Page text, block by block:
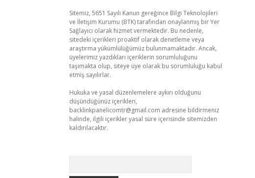
Sitemiz, 5651 Sayılı Kanun gereğince Bilgi Teknolojileri
ve İletişim Kurumu (BTK) tarafından onaylanmış bir Yer
Sağlayıcı olarak hizmet vermektedir. Bu nedenle,
sitedeki içerikleri proaktif olarak denetleme veya
araştırma yükümlülüğümüz bulunmamaktadır. Ancak,
üyelerimiz yazdıkları içeriklerin sorumluluğunu
taşımakta olup, siteye üye olarak bu sorumluluğu kabul
etmiş sayılırlar.
Hukuka ve yasal düzenlemelere aykırı olduğunu
düşündüğünüz içerikleri,
backlinkpanelicomtr@gmail.com adresine bildirmeniz
halinde, ilgili içerikler yasal süre içerisinde sitemizden
kaldırılacaktır.